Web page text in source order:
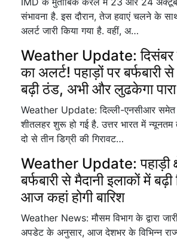
संभावना है. इस दौरान, तेज हवाएं चलने के
अलर्ट जारी किया गया है. वहीं, अ…
Weather Update: दिसंबर
का अलर्ट! पहाड़ों पर बर्फबारी
बढ़ी ठंड, अभी और लुढकेगा पारा
Weather Update: दिल्ली-एनसीआर समेत
शीतलहर शुरू हो गई है. उत्तर भारत में न्यूनतम
दो से तीन डिग्री की गिरावट…
Weather Update: पहाड़ी
बर्फबारी से मैदानी इलाकों में
आज कहां होगी बारिश
Weather News: मौसम विभाग के द्वारा
अपडेट के अनुसार, आज देशभर के विभिन्न